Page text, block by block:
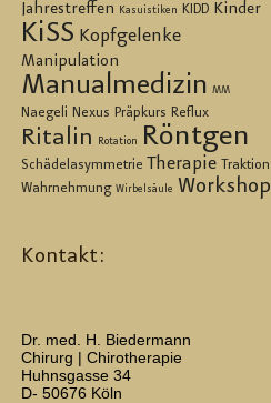
Jahrestreffen Kasuistiken KIDD Kinder
KiSS Kopfgelenke
Manipulation
Manualmedizin MM
Naegeli Nexus Präpkurs Reflux
Ritalin Rotation Röntgen
Schädelasymmetrie Therapie Traktion
Wahrnehmung Wirbelsäule Workshop
Kontakt:
Dr. med. H. Biedermann
Chirurg | Chirotherapie
Huhnsgasse 34
D- 50676 Köln